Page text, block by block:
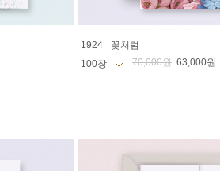
1924
꽃처럼
70,000원 63,000원